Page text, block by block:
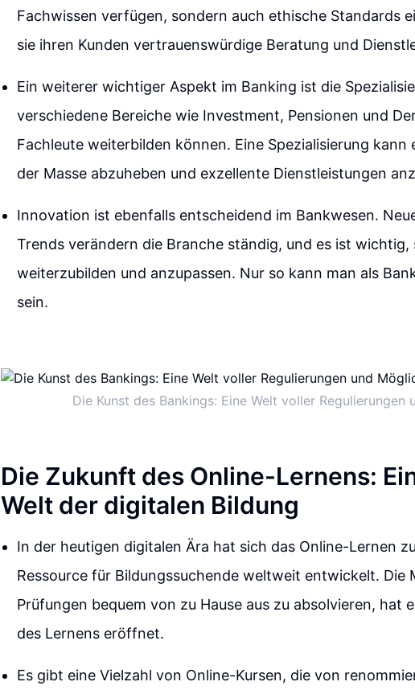
Fachwissen verfügen, sondern auch ethische Standards
sie ihren Kunden vertrauenswürdige Beratung und
Ein weiterer wichtiger Aspekt im Banking ist die
verschiedene Bereiche wie Investment, Pensionen und
Fachleute weiterbilden können. Eine Spezialisierung kann
der Masse abzuheben und exzellente Dienstleistungen
Innovation ist ebenfalls entscheidend im Bankwesen.
Trends verändern die Branche ständig, und es ist
weiterzubilden und anzupassen. Nur so kann man als
sein.
Die Kunst des Bankings: Eine Welt voller Regulierungen
Die Zukunft des Online-Lernens:
Welt der digitalen Bildung
In der heutigen digitalen Ära hat sich das Online-Lernen
Ressource für Bildungssuchende weltweit entwickelt. Die
Prüfungen bequem von zu Hause aus zu absolvieren, hat
des Lernens eröffnet.
Es gibt eine Vielzahl von Online-Kursen, die von